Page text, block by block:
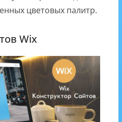
цветовых палитр.
Wix